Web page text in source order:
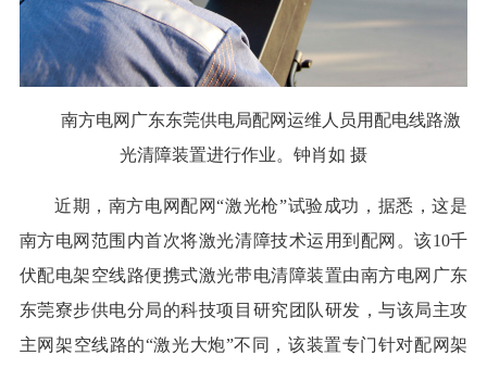
南方电网广东东莞供电局配网运维人员用配电线路激
光清障装置进行作业。钟肖如 摄
近期，南方电网配网“激光枪”试验成功，据悉，这是
南方电网范围内首次将激光清障技术运用到配网。该10千
伏配电架空线路便携式激光带电清障装置由南方电网广东
东莞寮步供电分局的科技项目研究团队研发，与该局主攻
主网架空线路的“激光大炮”不同，该装置专门针对配网架